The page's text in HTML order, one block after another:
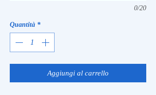
0/20
Quantità *
Aggiungi al carrello